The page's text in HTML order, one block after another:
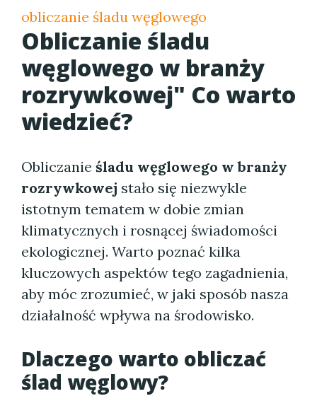
obliczanie śladu węglowego
Obliczanie śladu
węglowego w branży
rozrywkowej" Co warto
wiedzieć?
Obliczanie śladu węglowego w branży
rozrywkowej stało się niezwykle
istotnym tematem w dobie zmian
klimatycznych i rosnącej świadomości
ekologicznej. Warto poznać kilka
kluczowych aspektów tego zagadnienia,
aby móc zrozumieć, w jaki sposób nasza
działalność wpływa na środowisko.
Dlaczego warto obliczać
ślad węglowy?